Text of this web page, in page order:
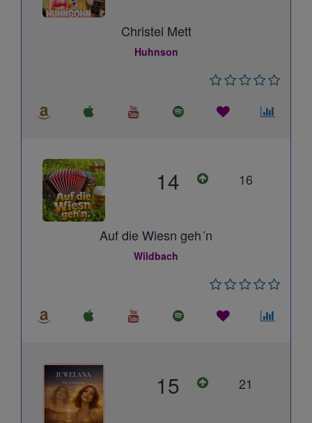
Christel Mett
Huhnson
14 16
Auf die Wiesn geh´n
Wildbach
15 21